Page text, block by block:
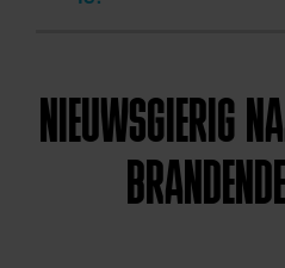
projecten die beter
ervaring.
NIEUWSGIERIG